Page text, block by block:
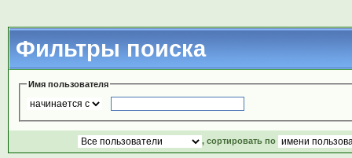
Фильтры поиска
Имя пользователя
, сортировать по